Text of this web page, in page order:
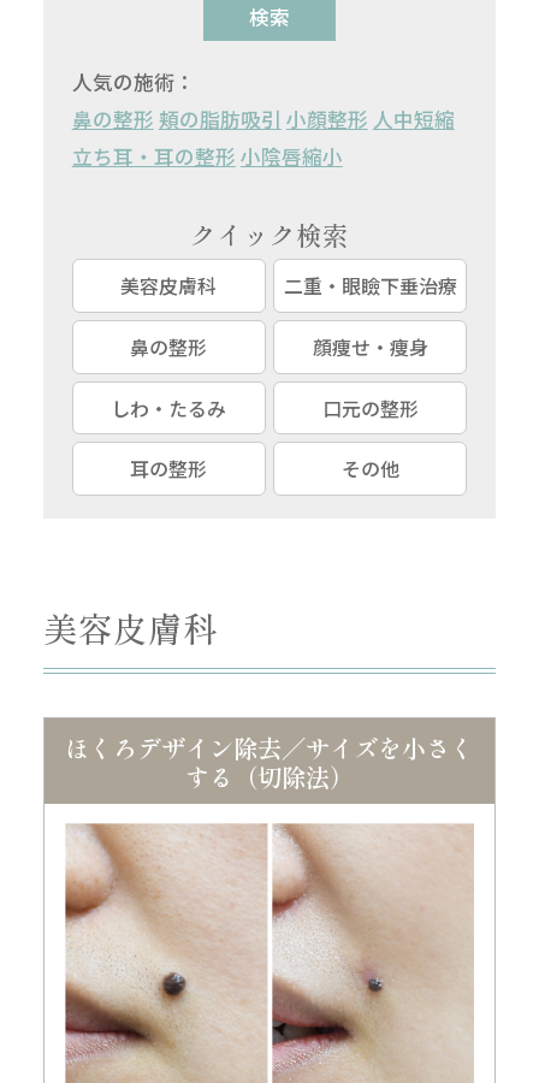
検索
人気の施術：
鼻の整形 頬の脂肪吸引 小顔整形 人中短縮
立ち耳・耳の整形 小陰唇縮小
クイック検索
美容皮膚科 二重・眼瞼下垂治療
鼻の整形 顔痩せ・痩身
しわ・たるみ 口元の整形
耳の整形 その他
美容皮膚科
ほくろデザイン除去／サイズを小さく
する（切除法）